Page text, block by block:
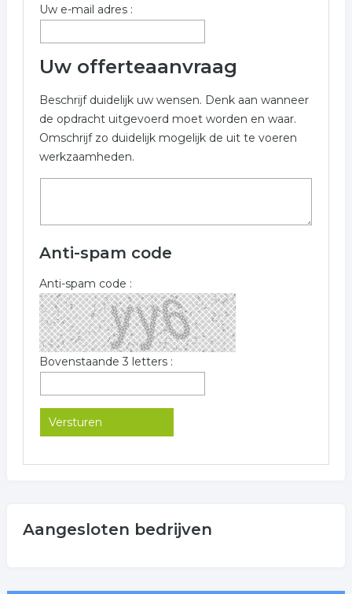
print service
Uw e-mail adres :
Uw offerteaanvraag
Beschrijf duidelijk uw wensen. Denk aan wanneer
de opdracht uitgevoerd moet worden en waar.
Omschrijf zo duidelijk mogelijk de uit te voeren
werkzaamheden.
Anti-spam code
Anti-spam code :
Bovenstaande 3 letters :
Aangesloten bedrijven